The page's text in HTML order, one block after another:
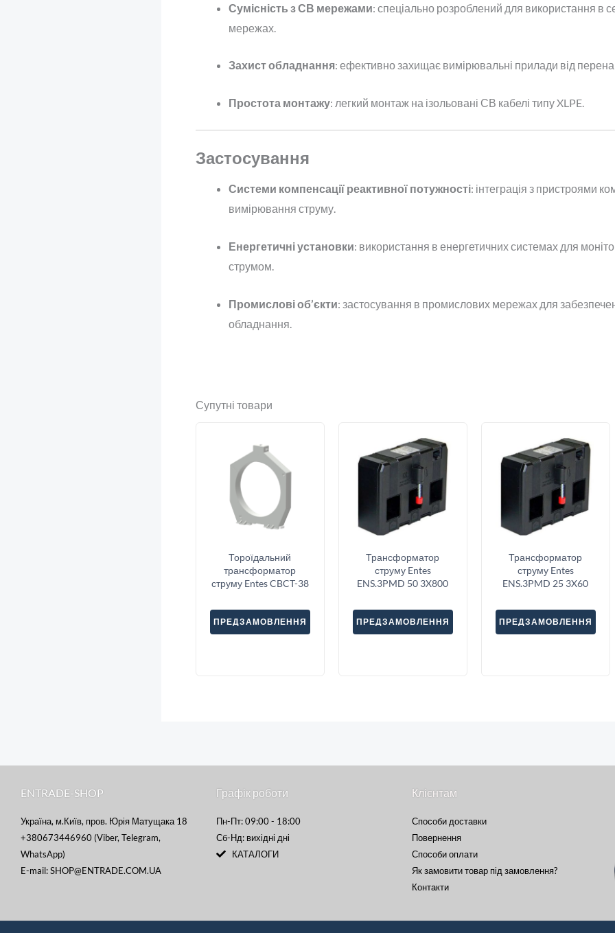
Сумісність з СВ мережами: спеціально розроблений для використання в
мережах.
Захист обладнання: ефективно захищає вимірювальні прилади від
Простота монтажу: легкий монтаж на ізольовані СВ кабелі типу XLPE.
Застосування
Системи компенсації реактивної потужності: інтеграція з пристроями
вимірювання струму.
Енергетичні установки: використання в енергетичних системах для
струмом.
Промислові об’єкти: застосування в промислових мережах для
обладнання.
Супутні товари
Тороїдальний
трансформатор
струму Entes CBCT-38
ПРЕДЗАМОВЛЕННЯ
Трансформатор
струму Entes
ENS.3PMD 50 3X800
ПРЕДЗАМОВЛЕННЯ
Трансформатор
струму Entes
ENS.3PMD 25 3X60
ПРЕДЗАМОВЛЕННЯ
ENTRADE-SHOP
Україна, м.Київ, пров. Юрія Матущака 18
+380673446960 (Viber, Telegram,
WhatsApp)
E-mail: SHOP@ENTRADE.COM.UA
Графік роботи
Пн-Пт: 09:00 - 18:00
Сб-Нд: вихідні дні
КАТАЛОГИ
Клієнтам
Способи доставки
Повернення
Способи оплати
Як замовити товар під замовлення?
Контакти